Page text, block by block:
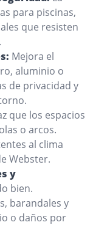
para piscinas,
que resisten
Mejora el
aluminio o
de privacidad y
que los espacios
o arcos.
al clima
Webster.
y
bien.
barandales y
o daños por